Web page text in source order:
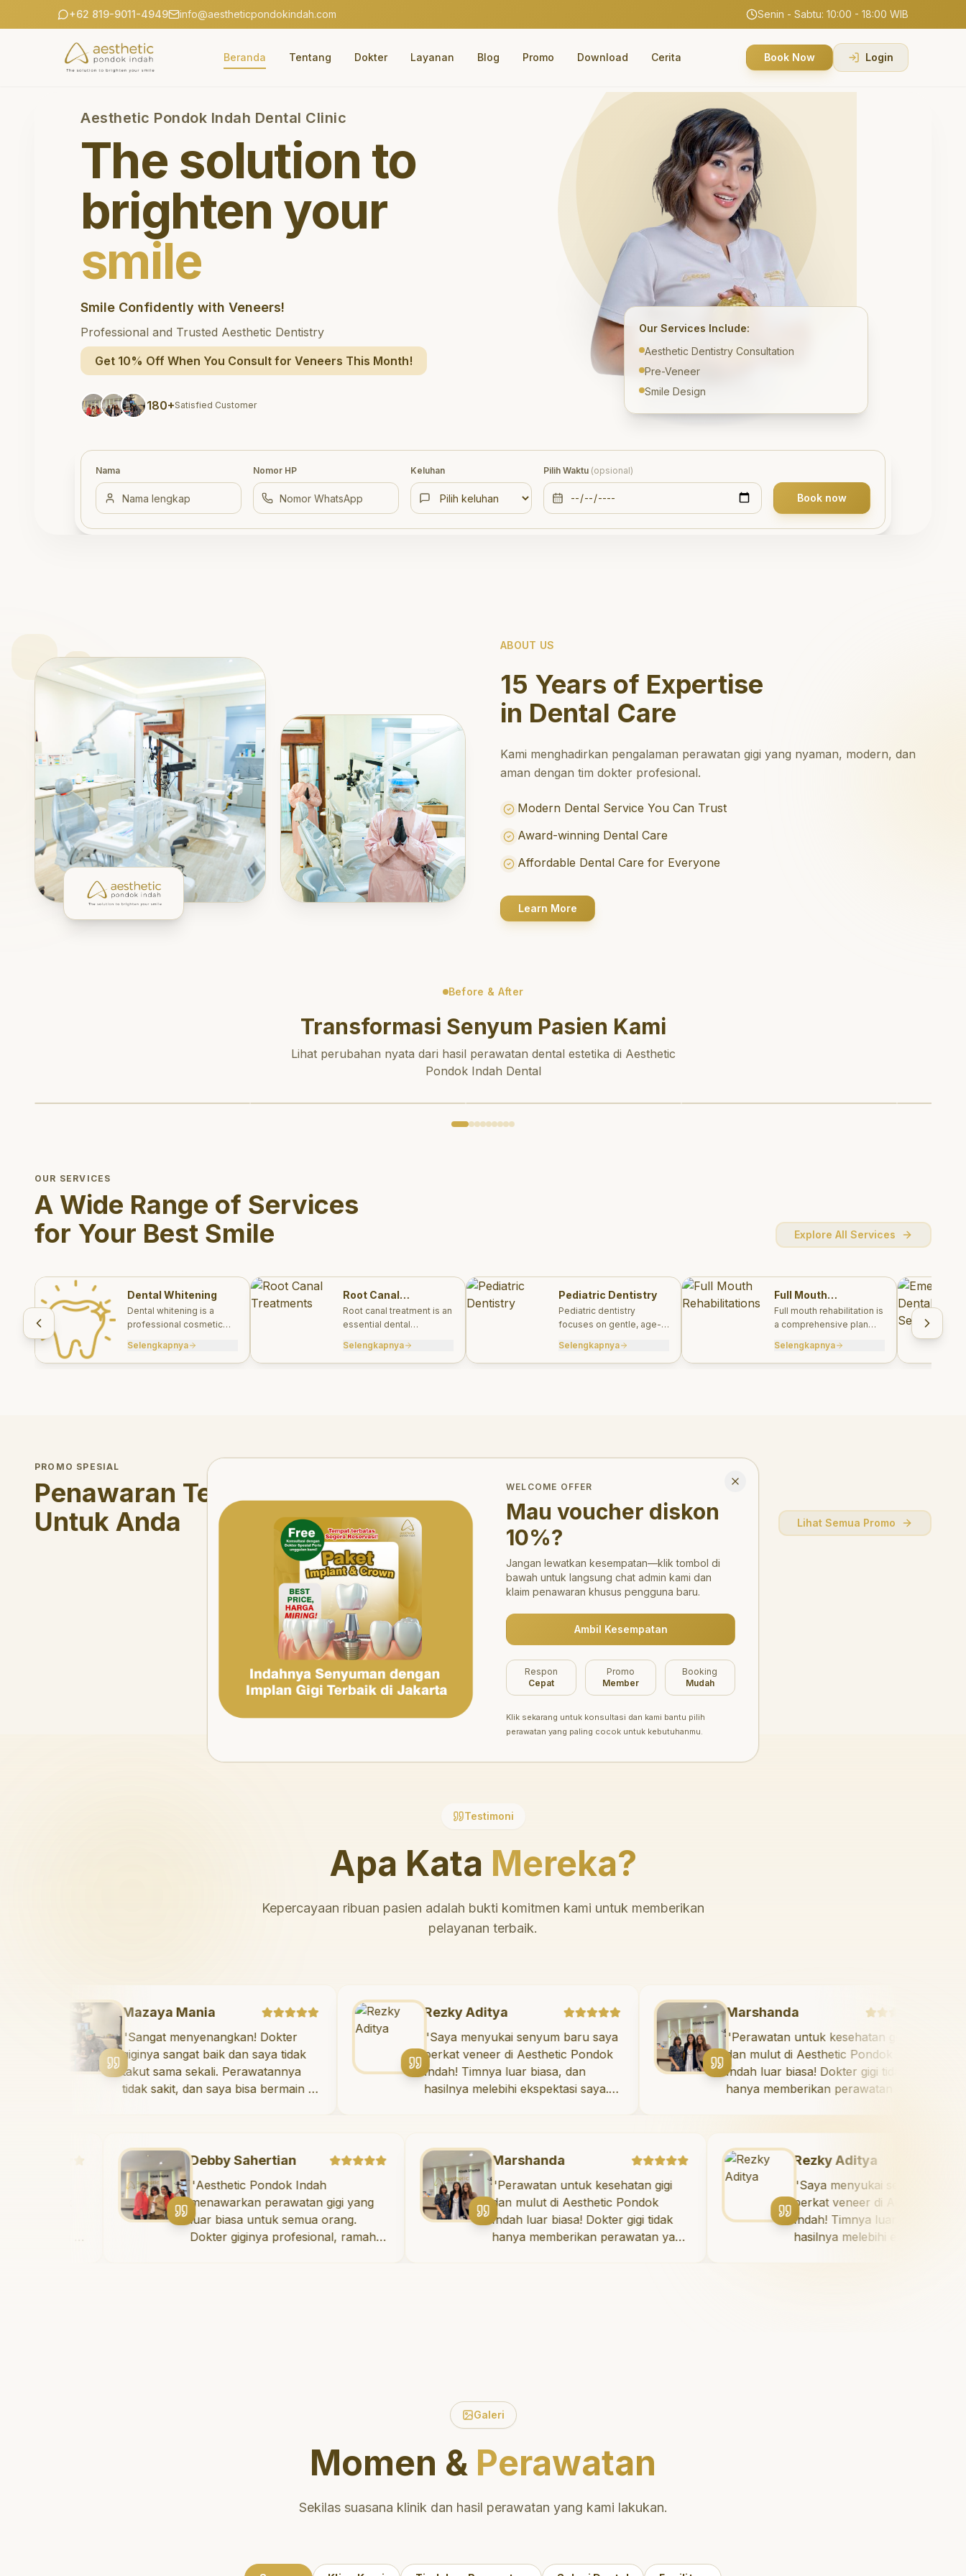
+62 819-9011-4949 info@aestheticpondokindah.com Senin - Sabtu: 10:00 - 18:00 WIB
Beranda Tentang Dokter Layanan Blog Promo Download Cerita Book Now Login
Aesthetic Pondok Indah Dental Clinic
The solution to
brighten your
smile
Smile Confidently with Veneers!
Professional and Trusted Aesthetic Dentistry
Get 10% Off When You Consult for Veneers This Month!
180+Satisfied Customer
Our Services Include:
Aesthetic Dentistry Consultation
Pre-Veneer
Smile Design
Nama Nomor HP Keluhan Pilih Waktu (opsional)
Book now
ABOUT US
15 Years of Expertise
in Dental Care
Kami menghadirkan pengalaman perawatan gigi yang nyaman, modern, dan
aman dengan tim dokter profesional.
Modern Dental Service You Can Trust
Award-winning Dental Care
Affordable Dental Care for Everyone
Learn More
Before & After
Transformasi Senyum Pasien Kami
Lihat perubahan nyata dari hasil perawatan dental estetika di Aesthetic
Pondok Indah Dental
OUR SERVICES
A Wide Range of Services
for Your Best Smile
Explore All Services
Dental Whitening
Dental whitening is a
professional cosmetic
brighten your smile safely
and effectively.
Selengkapnya
Root Canal
Treatments
Root canal treatment is an
essential dental
save a tooth that has
been severely damaged
Selengkapnya
Pediatric Dentistry
Pediatric dentistry
focuses on gentle, age-
for infants, children, and
teens.
Selengkapnya
Full Mouth
Rehabilitations
Full mouth rehabilitation is
a comprehensive plan
aesthetic treatments to
rebuild function, comfort,
Selengkapnya
PROMO SPESIAL
Penawaran Terbatas
Untuk Anda
Lihat Semua Promo
Belum ada promo tersedia saat ini.
Testimoni
Apa Kata Mereka?
Kepercayaan ribuan pasien adalah bukti komitmen kami untuk memberikan
pelayanan terbaik.
Mazaya Mania
"Sangat menyenangkan! Dokter
giginya sangat baik dan saya tidak
takut sama sekali. Perawatannya
tidak sakit, dan saya bisa bermain di
Rezky Aditya
"Saya menyukai senyum baru saya
berkat veneer di Aesthetic Pondok
Indah! Timnya luar biasa, dan
hasilnya melebihi ekspektasi saya.
Marshanda
"Perawatan untuk kesehatan gigi
dan mulut di Aesthetic Pondok
Indah luar biasa! Dokter gigi tidak
hanya memberikan perawatan
perawatan dan pembersihan gigi
direkomendasikan!"
Debby Sahertian
"Aesthetic Pondok Indah
menawarkan perawatan gigi yang
luar biasa untuk semua orang.
Dokter giginya profesional, ramah,
Marshanda
"Perawatan untuk kesehatan gigi
dan mulut di Aesthetic Pondok
Indah luar biasa! Dokter gigi tidak
hanya memberikan perawatan yang
Rezky Aditya
"Saya menyukai senyum baru saya
berkat veneer di Aesthetic Pondok
Indah! Timnya luar biasa, dan
hasilnya melebihi ekspektasi saya.
Galeri
Momen & Perawatan
Sekilas suasana klinik dan hasil perawatan yang kami lakukan.
Welcome Offer
WELCOME OFFER
Mau voucher diskon
10%?
Jangan lewatkan kesempatan—klik tombol di
bawah untuk langsung chat admin kami dan
klaim penawaran khusus pengguna baru.
Ambil Kesempatan
Respon
Cepat
Promo
Member
Booking
Mudah
Klik sekarang untuk konsultasi dan kami bantu pilih
perawatan yang paling cocok untuk kebutuhanmu.
Close